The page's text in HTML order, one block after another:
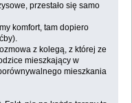
przestało się samo
komfort, tam dopiero
z kolegą, z której ze
mieszkający w
mieszkania